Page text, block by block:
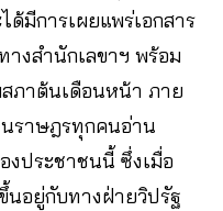
มีการเผยแพร่เอกสาร
งสำนักเลขาฯ พร้อม
สภาต้นเดือนหน้า ภาย
ราษฎรทุกคนอ่าน
งประชาชนนี้ ซึ่งเมื่อ
นอยู่กับทางฝ่ายวิปรัฐ